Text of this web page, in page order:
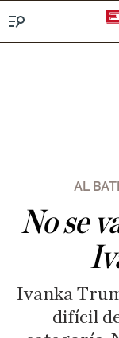
AL
No se
Ivanka
difícil